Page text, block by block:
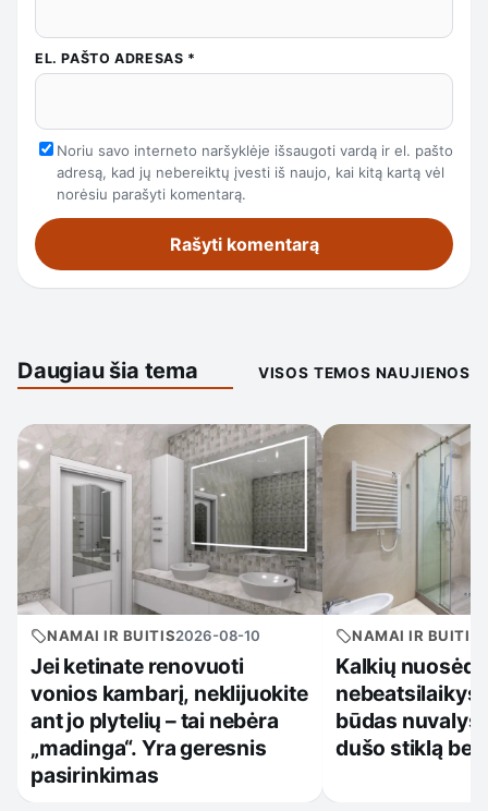
EL. PAŠTO ADRESAS *
Noriu savo interneto naršyklėje išsaugoti vardą ir el. pašto
adresą, kad jų nebereiktų įvesti iš naujo, kai kitą kartą vėl
norėsiu parašyti komentarą.
Daugiau šia tema VISOS TEMOS NAUJIENOS
NAMAI IR BUITIS2026-08-10
Jei ketinate renovuoti
vonios kambarį, neklijuokite
ant jo plytelių – tai nebėra
„madinga“. Yra geresnis
pasirinkimas
NAMAI IR BUITIS
Kalkių
būdas nuvalys
dušo stiklą be